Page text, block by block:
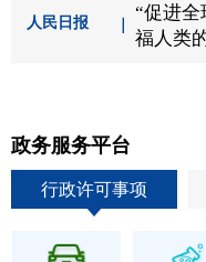
人民日报
“促进
福人类
政务服务平台
行政许可事项